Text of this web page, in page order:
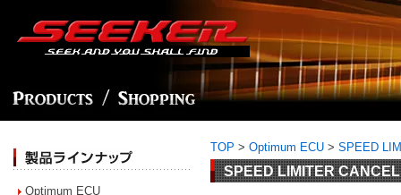
Optimum ECU
TOP > Optimum ECU > SPEED
SPEED LIMITER